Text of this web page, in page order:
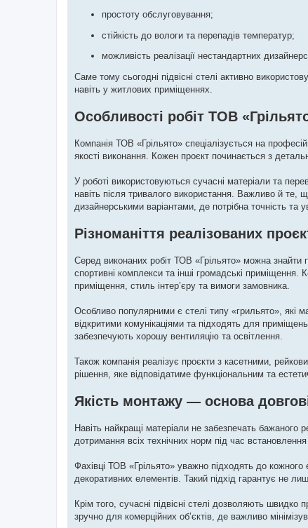
простоту обслуговування;
стійкість до вологи та перепадів температур;
можливість реалізації нестандартних
Саме тому сьогодні підвісні стелі активно
навіть у житлових приміщеннях.
Особливості робіт ТОВ
Компанія ТОВ «Грільято» спеціалізується на
якості виконання. Кожен проєкт починається з
У роботі використовуються сучасні матеріали та
навіть після тривалого використання. Важливо й те,
дизайнерськими варіантами, де потрібна точність та
Різноманіття реалізованих
Серед виконаних робіт ТОВ «Грільято» можна знайти
спортивні комплекси та інші громадські приміщення.
приміщення, стиль інтер’єру та вимоги замовника.
Особливо популярними є стелі типу «грильято», які
відкритими комунікаціями та підходять для
забезпечують хорошу вентиляцію та освітлення.
Також компанія реалізує проєкти з касетними,
рішення, яке відповідатиме функціональним та
Якість монтажу — основа
Навіть найкращі матеріали не забезпечать бажаного
дотримання всіх технічних норм під час встановлення
Фахівці ТОВ «Грільято» уважно підходять до кожного
декоративних елементів. Такий підхід гарантує не
Крім того, сучасні підвісні стелі дозволяють
зручно для комерційних об’єктів, де важливо